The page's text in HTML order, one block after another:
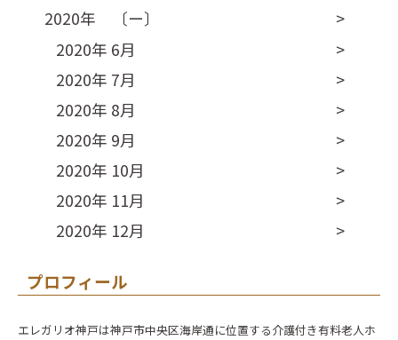
2020年 〔ー〕
2020年 6月
2020年 7月
2020年 8月
2020年 9月
2020年 10月
2020年 11月
2020年 12月
プロフィール
エレガリオ神戸は神戸市中央区海岸通に位置する介護付き有料老人ホ